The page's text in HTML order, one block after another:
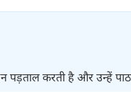
पड़ताल करती है और उन्हें